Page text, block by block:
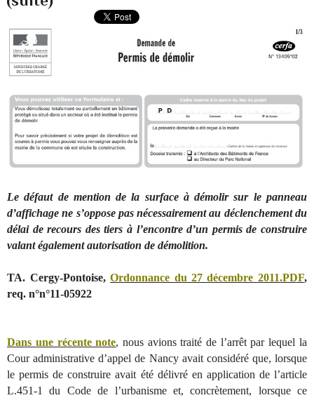
Le défaut de mention de la surface à démolir sur le panneau
d’affichage ne s’oppose pas nécessairement au déclenchement du
délai de recours des tiers à l’encontre d’un permis de construire
valant également autorisation de démolition.
TA. Cergy-Pontoise,Ordonnance du 27 décembre 2011.PDF,
req. n°n°11-05922
Dans une récente note, nous avions traité de l’arrêt par lequel la
Cour administrative d’appel de Nancy avait considéré que, lorsque
le permis de construire avait été délivré en application de l’article
L.451-1 du Code de l’urbanisme et, concrètement, lorsque ce